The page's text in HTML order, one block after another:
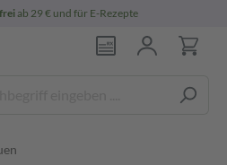
ab 29 € und für E-Rezepte